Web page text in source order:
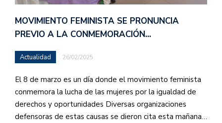
MOVIMIENTO FEMINISTA SE PRONUNCIA
PREVIO A LA CONMEMORACIÓN…
Actualidad 26/02/2025
El 8 de marzo es un día donde el movimiento feminista
conmemora la lucha de las mujeres por la igualdad de
derechos y oportunidades Diversas organizaciones
defensoras de estas causas se dieron cita esta mañana…